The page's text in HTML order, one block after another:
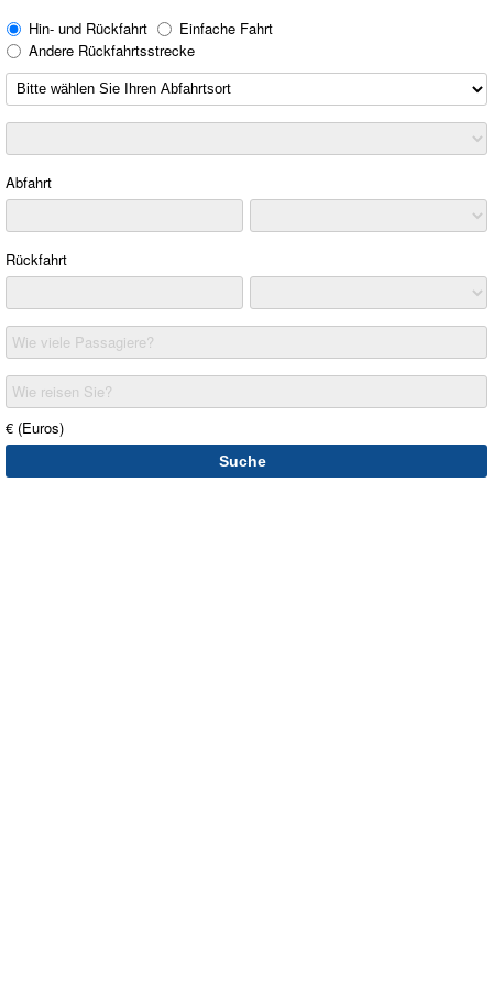
Hin- und Rückfahrt
Einfache Fahrt
Andere Rückfahrtsstrecke
Abfahrt
Rückfahrt
Wie viele Passagiere?
Wie reisen Sie?
€ (Euros)
Suche